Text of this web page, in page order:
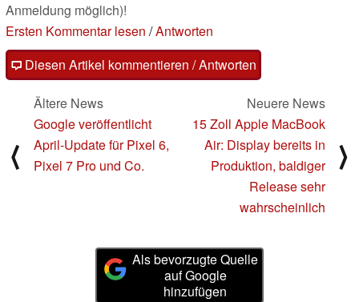
Anmeldung möglich)!
Ersten Kommentar lesen /Antworten
Diesen Artikel kommentieren / Antworten
⟨
Ältere News
Google veröffentlicht
April-Update für Pixel 6,
Pixel 7 Pro und Co.
Neuere News
15 Zoll Apple MacBook
Air: Display bereits in
Produktion, baldiger
Release sehr
wahrscheinlich
⟩
Als bevorzugte Quelle
auf Google
hinzufügen